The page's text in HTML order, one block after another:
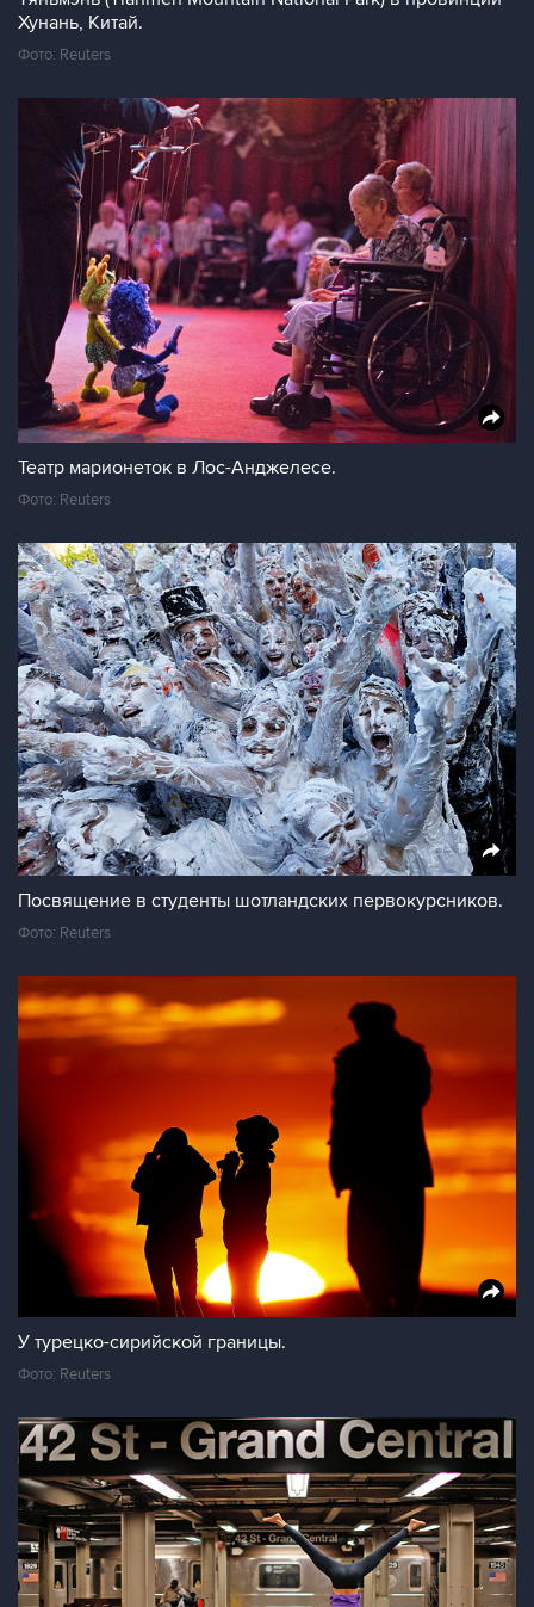
Хунань, Китай.
Фото: Reuters
Театр марионеток в Лос-Анджелесе.
Фото: Reuters
Посвящение в студенты шотландских первокурсников.
Фото: Reuters
У турецко-сирийской границы.
Фото: Reuters